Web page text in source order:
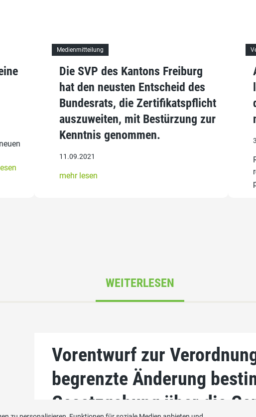
Medienmitteilung
Die SVP des Kantons Freiburg
hat den neusten Entscheid des
Bundesrats, die Zertifikatspflicht
auszuweiten, mit Bestürzung zur
Kenntnis genommen.
11.09.2021
mehr lesen
WEITERLESEN
Vorentwurf zur
begrenzte Änderung
Gesetzgebung über die